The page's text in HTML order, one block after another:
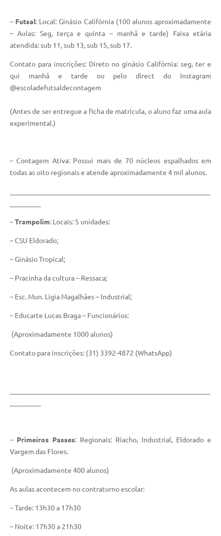
– Futsal: Local: Ginásio Califórnia (100 alunos aproximadamente
– Aulas: Seg, terça e quinta – manhã e tarde) Faixa etária
atendida: sub 11, sub 13, sub 15, sub 17.
Contato para inscrições: Direto no ginásio Califórnia: seg, ter e
qui manhã e tarde ou pelo direct do Instagram
@escoladefutsaldecontagem
(Antes de ser entregue a ficha de matrícula, o aluno faz uma aula
experimental.)
– Contagem Ativa: Possui mais de 70 núcleos espalhados em
todas as oito regionais e atende aproximadamente 4 mil alunos.
–Trampolim: Locais: 5 unidades:
– CSU Eldorado;
– Ginásio Tropical;
– Pracinha da cultura – Ressaca;
– Esc. Mun. Ligia Magalhães – Industrial;
– Educarte Lucas Braga – Funcionários:
(Aproximadamente 1000 alunos)
Contato para inscrições: (31) 3392-4872 (WhatsApp)
– Primeiros Passes: Regionais: Riacho, Industrial, Eldorado e
Vargem das Flores.
(Aproximadamente 400 alunos)
As aulas acontecem no contraturno escolar:
– Tarde: 13h30 a 17h30
– Noite: 17h30 a 21h30